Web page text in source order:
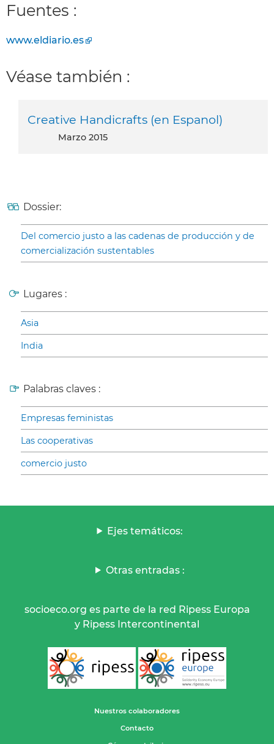
Fuentes :
www.eldiario.es
Véase también :
Creative Handicrafts (en Espanol)
marzo 2015
Dossier:
Del comercio justo a las cadenas de producción y de
comercialización sustentables
Lugares :
Asia
India
Palabras claves :
Empresas feministas
Las cooperativas
comercio justo
Ejes temáticos:
Otras entradas :
socioeco.org es parte de la red Ripess Europa
y Ripess Intercontinental
Nuestros colaboradores
Contacto